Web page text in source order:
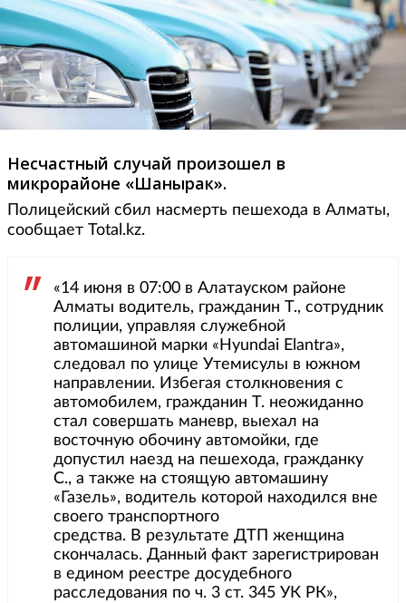
Несчастный случай произошел в
микрорайоне «Шанырак».
Полицейский сбил насмерть пешехода в Алматы,
сообщает Total.kz.
«14 июня в 07:00 в Алатауском районе
Алматы водитель, гражданин Т., сотрудник
полиции, управляя служебной
автомашиной марки «Hyundai Elantra»,
следовал по улице Утемисулы в южном
направлении. Избегая столкновения с
автомобилем, гражданин Т. неожиданно
стал совершать маневр, выехал на
восточную обочину автомойки, где
допустил наезд на пешехода, гражданку
С., а также на стоящую автомашину
«Газель», водитель которой находился вне
своего транспортного
средства. В результате ДТП женщина
скончалась. Данный факт зарегистрирован
в едином реестре досудебного
расследования по ч. 3 ст. 345 УК РК»,